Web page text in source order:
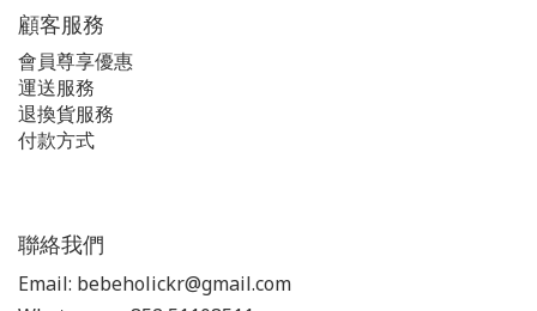
顧客服務
會員尊享優惠
運送服務
退換貨服務
付款方式
聯絡我們
Email: bebeholickr@gmail.com